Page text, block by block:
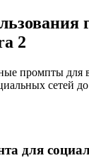
2
промпты для
сетей
для